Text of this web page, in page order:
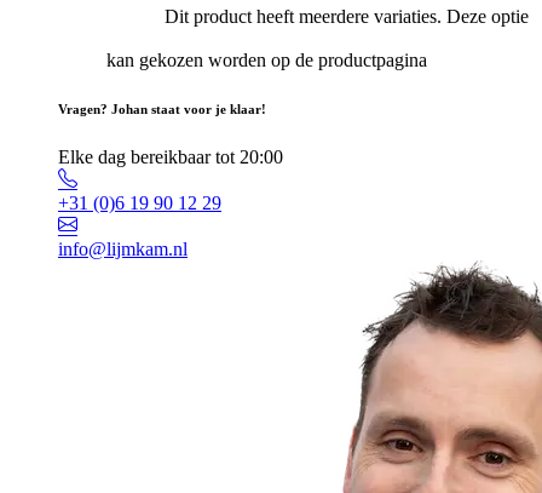
Dit product heeft meerdere variaties. Deze optie
kan gekozen worden op de productpagina
Vragen? Johan staat voor je klaar!
Elke dag bereikbaar tot 20:00
+31 (0)6 19 90 12 29
info@lijmkam.nl